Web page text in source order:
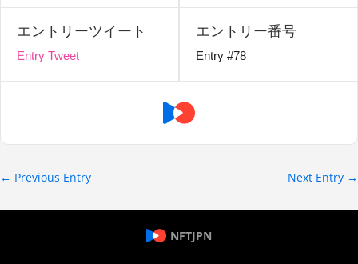
エントリーツイート
Entry Tweet
エントリー番号
Entry #78
← Previous Entry Next Entry →
NFTJPN